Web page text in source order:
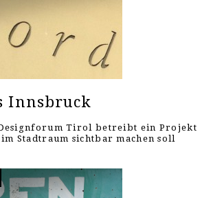
Innsbruck
Designforum Tirol betreibt ein Projekt
Stadtraum sichtbar machen soll